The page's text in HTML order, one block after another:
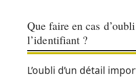
Que faire en cas
l’identifiant ?
L’oubli d’un détail